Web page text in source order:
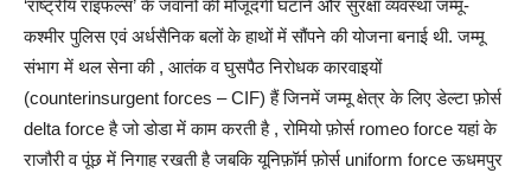
‘राष्ट्रीय राइफल्स’ के जवानों की मौजूदगी घटाने और सुरक्षा व्यवस्था जम्मू-
कश्मीर पुलिस एवं अर्धसैनिक बलों के हाथों में सौंपने की योजना बनाई थी. जम्मू
संभाग में थल सेना की , आतंक व घुसपैठ निरोधक कारवाइयों
(counterinsurgent forces – CIF) हैं जिनमें जम्मू क्षेत्र के लिए डेल्टा फ़ोर्स
delta force है जो डोडा में काम करती है , रोमियो फ़ोर्स romeo force यहां के
राजौरी व पूंछ में निगाह रखती है जबकि यूनिफ़ॉर्म फ़ोर्स uniform force ऊधमपुर